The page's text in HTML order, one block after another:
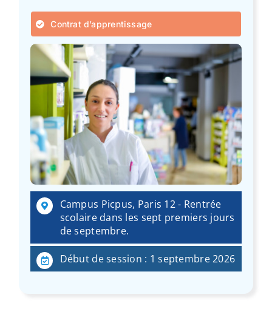
Actualités
Contact
Recherche
Contrat d’apprentissage
Campus Picpus, Paris 12 - Rentrée
scolaire dans les sept premiers jours
de septembre.
Début de session : 1 septembre 2026